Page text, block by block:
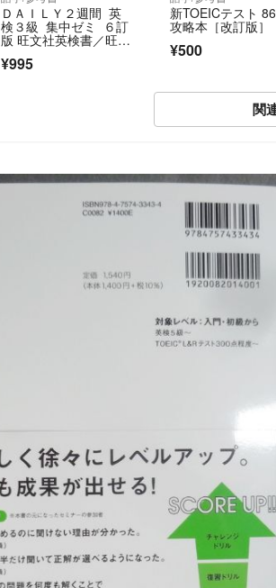
ＤＡＩＬＹ２週間 英
検３級 集中ゼミ ６訂
版 旺文社英検書／旺文
社(編者)
¥995
新TOEICテスト
攻略本［改訂版］
¥500
関